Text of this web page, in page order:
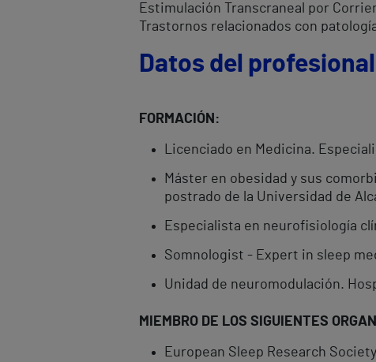
Estimulación Transcraneal por
Trastornos relacionados con
Datos del profesional
FORMACIÓN:
Licenciado en Medicina.
Máster en obesidad y sus
postrado de la Universidad de
Especialista en neurofisiología
Somnologist - Expert in sleep
Unidad de neuromodulación.
MIEMBRO DE LOS SIGUIENTES
European Sleep Research